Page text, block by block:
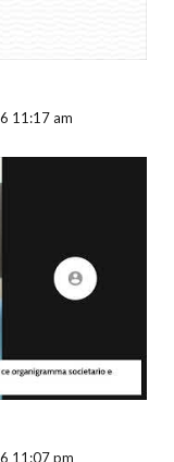
11:17 am
11:07 pm